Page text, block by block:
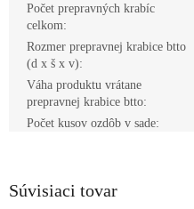
Súvisiaci tovar
Počet prepravných krabíc
celkom:
Rozmer prepravnej krabice btto
(d x š x v):
Váha produktu vrátane
prepravnej krabice btto:
Počet kusov ozdôb v sade: